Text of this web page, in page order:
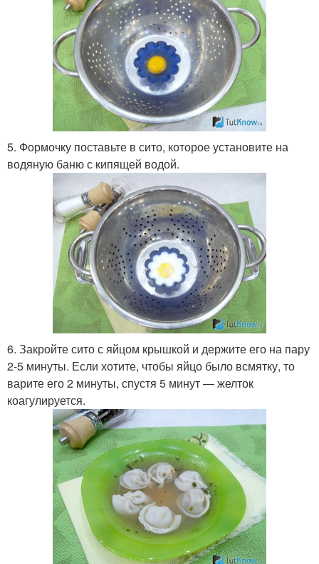
5. Формочку поставьте в сито, которое установите на
водяную баню с кипящей водой.
6. Закройте сито с яйцом крышкой и держите его на пару
2-5 минуты. Если хотите, чтобы яйцо было всмятку, то
варите его 2 минуты, спустя 5 минут — желток
коагулируется.